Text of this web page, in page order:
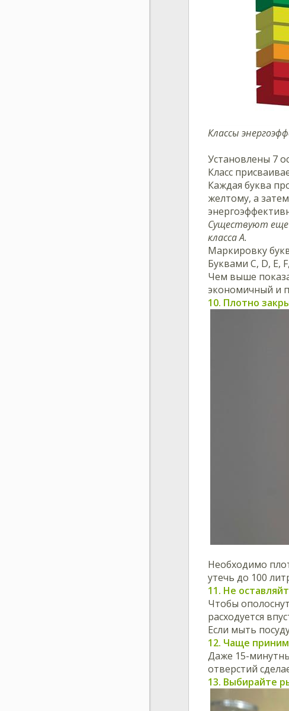
Классы
Установлены 7
Класс
Каждая буква
желтому, а
Существуют еще
класса А.
Маркировку
Буквами C, D, E,
Чем выше
экономичный и
10. Плотно
Необходимо
утечь до 100
11. Не
Чтобы
расходуется
Если мыть
12. Чаще
Даже 15-
отверстий
13. Выбирайте